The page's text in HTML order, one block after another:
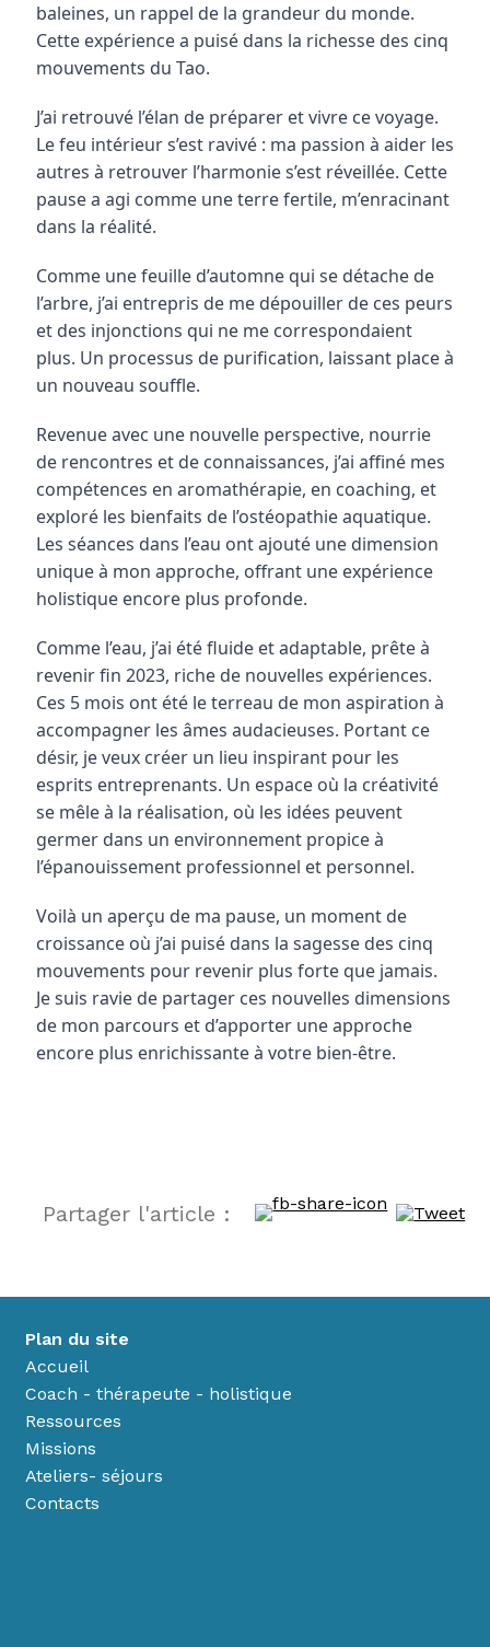
baleines, un rappel de la grandeur du monde.
Cette expérience a puisé dans la richesse des cinq
mouvements du Tao.
J’ai retrouvé l’élan de préparer et vivre ce voyage.
Le feu intérieur s’est ravivé : ma passion à aider les
autres à retrouver l’harmonie s’est réveillée. Cette
pause a agi comme une terre fertile, m’enracinant
dans la réalité.
Comme une feuille d’automne qui se détache de
l’arbre, j’ai entrepris de me dépouiller de ces peurs
et des injonctions qui ne me correspondaient
plus. Un processus de purification, laissant place à
un nouveau souffle.
Revenue avec une nouvelle perspective, nourrie
de rencontres et de connaissances, j’ai affiné mes
compétences en aromathérapie, en coaching, et
exploré les bienfaits de l’ostéopathie aquatique.
Les séances dans l’eau ont ajouté une dimension
unique à mon approche, offrant une expérience
holistique encore plus profonde.
Comme l’eau, j’ai été fluide et adaptable, prête à
revenir fin 2023, riche de nouvelles expériences.
Ces 5 mois ont été le terreau de mon aspiration à
accompagner les âmes audacieuses. Portant ce
désir, je veux créer un lieu inspirant pour les
esprits entreprenants. Un espace où la créativité
se mêle à la réalisation, où les idées peuvent
germer dans un environnement propice à
l’épanouissement professionnel et personnel.
Voilà un aperçu de ma pause, un moment de
croissance où j’ai puisé dans la sagesse des cinq
mouvements pour revenir plus forte que jamais.
Je suis ravie de partager ces nouvelles dimensions
de mon parcours et d’apporter une approche
encore plus enrichissante à votre bien-être.
Partager l'article :
Plan du site
Accueil
Coach - thérapeute - holistique
Ressources
Missions
Ateliers- séjours
Contacts